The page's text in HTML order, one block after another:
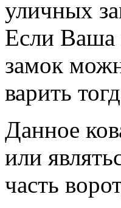
уличных
Если Ваша
замок
варить
Данное
или
часть